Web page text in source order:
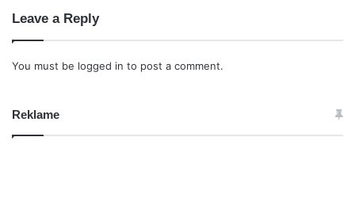
Leave a Reply
You must be logged in to post a comment.
Reklame